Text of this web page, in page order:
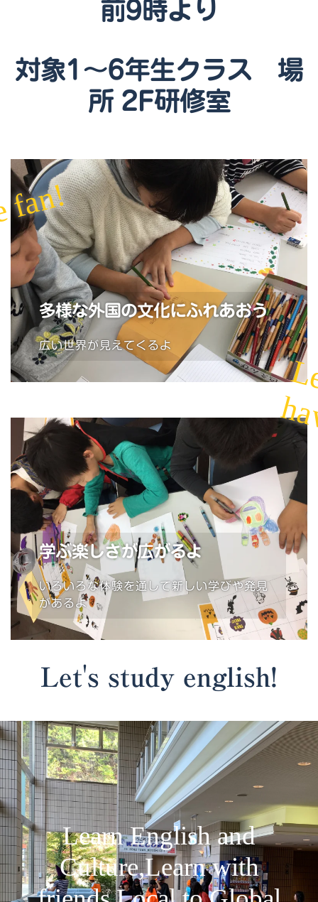
前9時より
対象1～6年生クラス 場
所 2F研修室
fan!
多様な外国の文化にふれあおう
広い世界が見えてくるよ
学ぶ楽しさが広がるよ
いろいろな体験を通して新しい学びや発見
があるよ
Let's study english!
Learn English and
Culture,Learn with